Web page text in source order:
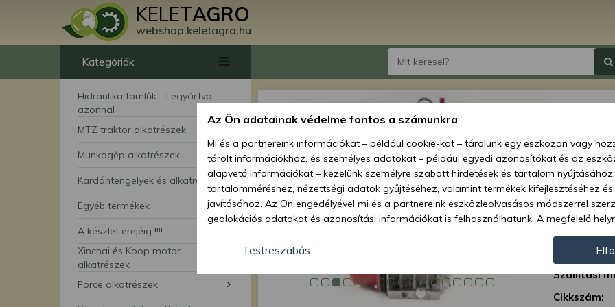
KELETAGRO
webshop.keletagro.hu
Kategóriák
Hidraulika tömlők - Legyártva
azonnal
MTZ traktor alkatrészek
Munkagép alkatrészek
Kardántengelyek és alkatrészei
Egyéb termékek
A készlet erejéig !!!!
Xinchai és Koop motor
alkatrészek
Force alkatrészek
Ár: 359
(244
Szállítás:
Szállítási
Cikkszám:
Az Ön adatainak védelme fontos a számunkra
Mi és a partnereink információkat – például cookie-kat – tárolunk egy eszközön vagy
tárolt információkhoz, és személyes adatokat – például egyedi azonosítókat és az
alapvető információkat – kezelünk személyre szabott hirdetések és tartalom
tartalomméréshez, nézettségi adatok gyűjtéséhez, valamint termékek kifejlesztéséhez
javításához. Az Ön engedélyével mi és a partnereink eszközleolvasásos módszerrel
geolokációs adatokat és azonosítási információkat is felhasználhatunk. A megfelelő
hozzájárulhat ahhoz, hogy mi és a partnereink a fent leírtak szerint adatkezelést
lehetőségként a hozzájárulás megadása vagy elutasítása előtt részletesebb
megváltoztathatja beállításait. Felhívjuk figyelmét, hogy személyes adatainak bizonyos
feltétlenül szükséges az Ön hozzájárulása, de jogában áll tiltakozni az ilyen jellegű
beállításai csak erre a weboldalra érvényesek. Erre a webhelyre visszatérve vagy az
Testreszabás